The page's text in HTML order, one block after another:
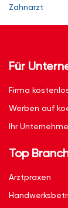
Zahnarzt
Für
Firma
Werben auf
Ihr
Top
Arztpraxen